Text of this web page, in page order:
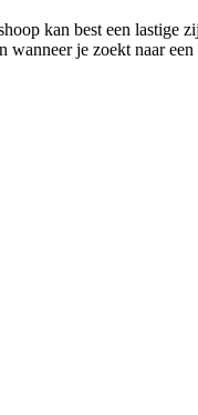
kan best een lastige
wanneer je zoekt naar